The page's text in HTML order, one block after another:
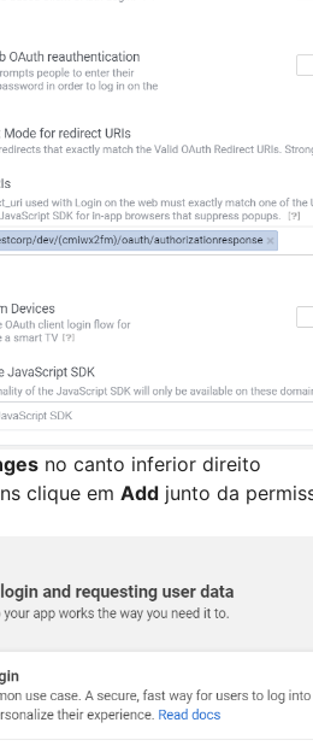
no canto inferior direito
clique em Add junto da